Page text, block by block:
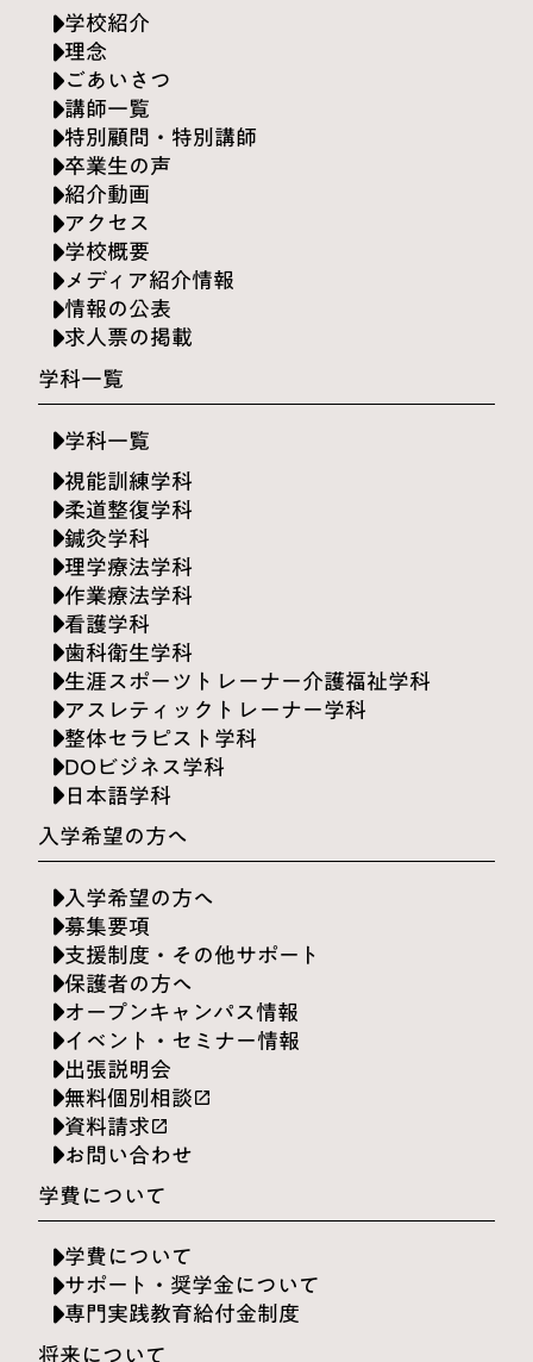
学校紹介
理念
ごあいさつ
講師一覧
特別顧問・特別講師
卒業生の声
紹介動画
アクセス
学校概要
メディア紹介情報
情報の公表
求人票の掲載
学科一覧
学科一覧
視能訓練学科
柔道整復学科
鍼灸学科
理学療法学科
作業療法学科
看護学科
歯科衛生学科
生涯スポーツトレーナー介護福祉学科
アスレティックトレーナー学科
整体セラピスト学科
DOビジネス学科
日本語学科
入学希望の方へ
入学希望の方へ
募集要項
支援制度・その他サポート
保護者の方へ
オープンキャンパス情報
イベント・セミナー情報
出張説明会
無料個別相談launch
資料請求launch
お問い合わせ
学費について
学費について
サポート・奨学金について
専門実践教育給付金制度